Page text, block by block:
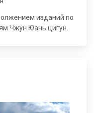
изданий по
Чжун Юань цигун.